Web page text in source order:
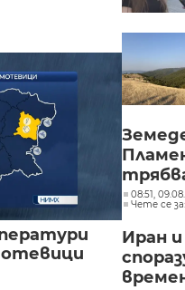
08:51,
Чете се
Иран